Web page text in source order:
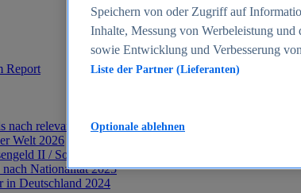
Report
relevanten Altersgruppen 2024
Welt 2026
II / Sozialgeld / Bürgergeld in Deutschland 2005-
Nationalität 2025
in Deutschland 2024
Speichern von oder Zugriff auf
Inhalte, Messung von Werbeleistung
sowie Entwicklung und Verbesserung
Liste der Partner (Lieferanten)
Optionale ablehnen